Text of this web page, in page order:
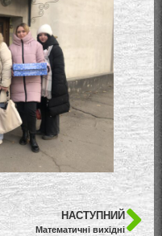
НАСТУПНИЙ
Математичні вихідні